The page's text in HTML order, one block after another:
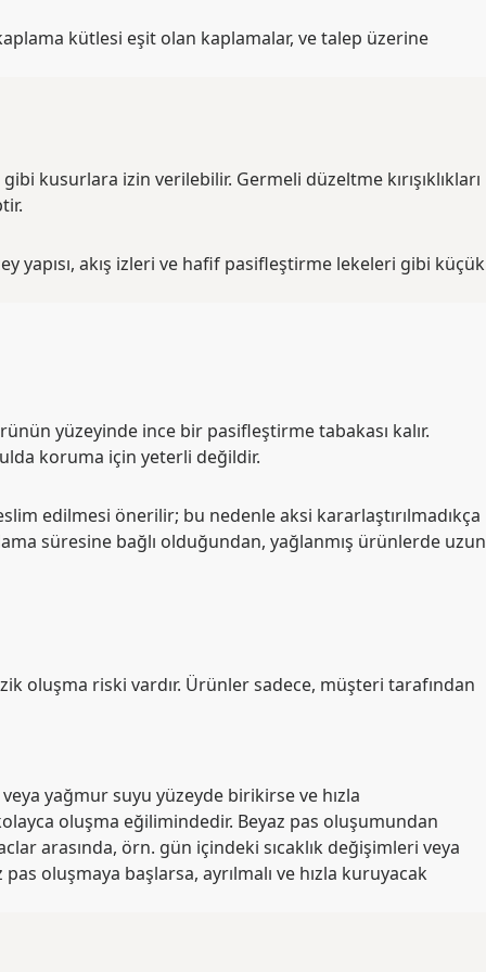
kütlesi eşit olan kaplamalar, ve talep üzerine
kusurlara izin verilebilir. Germeli düzeltme kırışıklıkları
yapısı, akış izleri ve hafif pasifleştirme lekeleri gibi küçük
yüzeyinde ince bir pasifleştirme tabakası kalır.
koruma için yeterli değildir.
edilmesi önerilir; bu nedenle aksi kararlaştırılmadıkça
süresine bağlı olduğundan, yağlanmış ürünlerde uzun
oluşma riski vardır. Ürünler sadece, müşteri tarafından
yağmur suyu yüzeyde birikirse ve hızla
oluşma eğilimindedir. Beyaz pas oluşumundan
arasında, örn. gün içindeki sıcaklık değişimleri veya
oluşmaya başlarsa, ayrılmalı ve hızla kuruyacak